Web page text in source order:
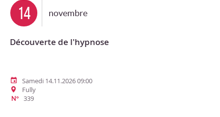
14 novembre
Découverte de l'hypnose
Samedi 14.11.2026 09:00
Fully
N° 339